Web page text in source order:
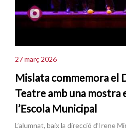
27 març 2026
Mislata commemora el
Teatre amb una mostra
l’Escola Municipal
L’alumnat, baix la direcció d’Irene